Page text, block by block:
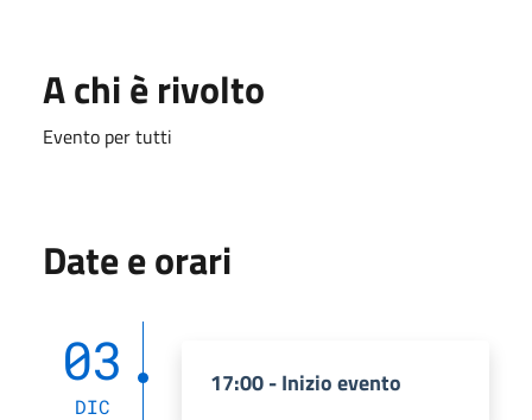
A chi è rivolto
Evento per tutti
Date e orari
03
DIC
17:00 - Inizio evento